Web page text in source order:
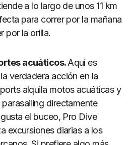
a lo largo de unos 11 km
para correr por la mañana
por la orilla.
acuáticos.Aquí es
verdadera acción en la
alquila motos acuáticas y
directamente
el buceo, Pro Dive
excursiones diarias a los